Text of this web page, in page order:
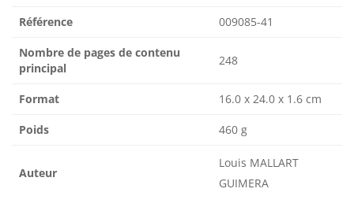
Référence 009085-41
Nombre de pages de contenu
principal
248
Format 16.0 x 24.0 x 1.6 cm
Poids 460 g
Auteur
Louis MALLART
GUIMERA